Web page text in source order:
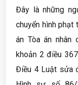
Đây là những
chuyển hình phạt
án Tòa án nhân
khoản 2 điều
Điều 4 Luật sửa